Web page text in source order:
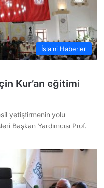
İslami Haberler
Kur’an eğitimi
yetiştirmenin yolu
Başkan Yardımcısı Prof.